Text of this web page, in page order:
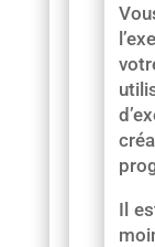
Il